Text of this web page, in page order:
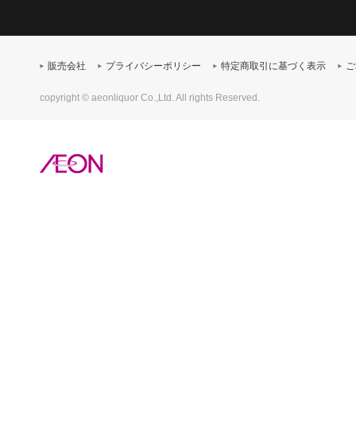
販売会社 プライバシーポリシー 特定商取引に基づく表示
copyright © aeonliquor Co.,Ltd. All rights Reserved.